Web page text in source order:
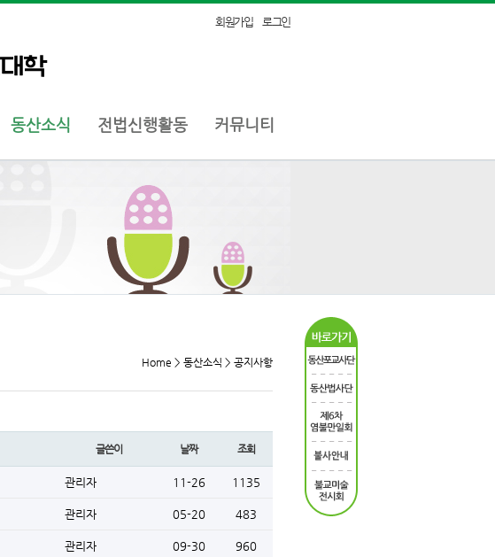
회원가입 로그인
동산소식 전법신행활동 커뮤니티
Home > 동산소식 > 공지사항
글쓴이 날짜 조회
관리자 11-26 1135
관리자 05-20 483
관리자 09-30 960